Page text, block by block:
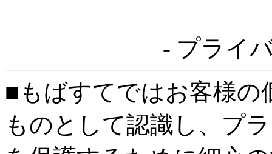
- プライ
■もばすてではお客様の
ものとして認識し、プ